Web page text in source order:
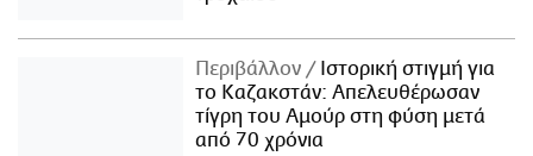
Περιβάλλον
Ιστορική στιγμή για
το Καζακστάν: Απελευθέρωσαν
τίγρη του Αμούρ στη φύση μετά
από 70 χρόνια